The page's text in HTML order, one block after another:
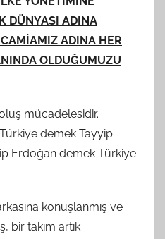
DÜNYASI ADINA
ADINA HER
OLDUĞUMUZU
mücadelesidir.
demek Tayyip
Erdoğan demek Türkiye
konuşlanmış ve
bir takım artık